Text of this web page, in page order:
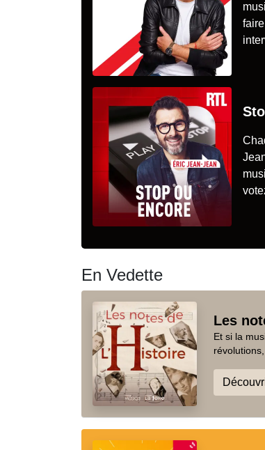
En Vedette
Les
Et si la